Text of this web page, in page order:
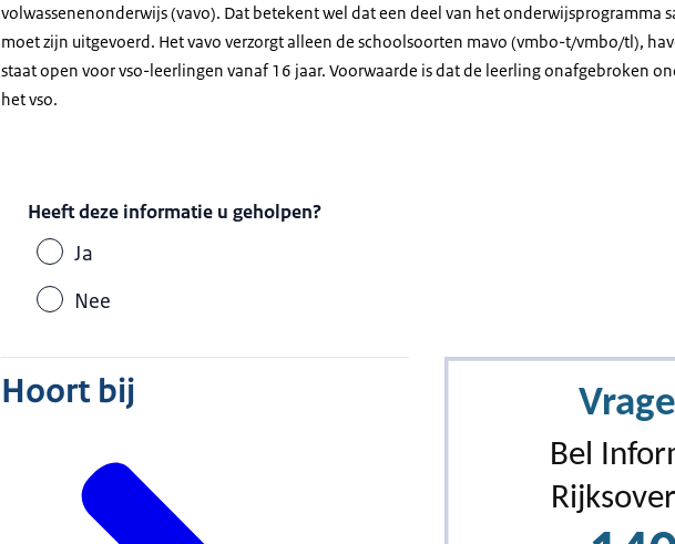
volwassenenonderwijs (vavo). Dat betekent wel dat een deel van het onderwijsprogramma
moet zijn uitgevoerd. Het vavo verzorgt alleen de schoolsoorten mavo (vmbo-t/vmbo/tl),
staat open voor vso-leerlingen vanaf 16 jaar. Voorwaarde is dat de leerling onafgebroken
het vso.
Heeft deze informatie u geholpen?
Ja
Nee
Hoort bij